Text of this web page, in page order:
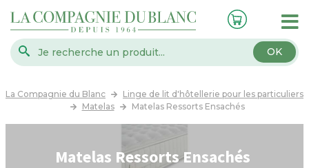
OK
La Compagnie du Blanc
Linge de lit d'hôtellerie pour les particuliers
Matelas
Matelas Ressorts Ensachés
Matelas Ressorts Ensachés